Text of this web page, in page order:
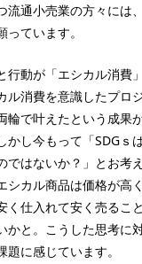
流通小売業の方々には
ています。
行動が「エシカル消費
ル消費を意識したプロ
輪で叶えたという成果
かし今もって「SDGｓ
ではないか？」とお考
シカル商品は価格が高
く仕入れて安く売るこ
かと。こうした思考に
に感じています。